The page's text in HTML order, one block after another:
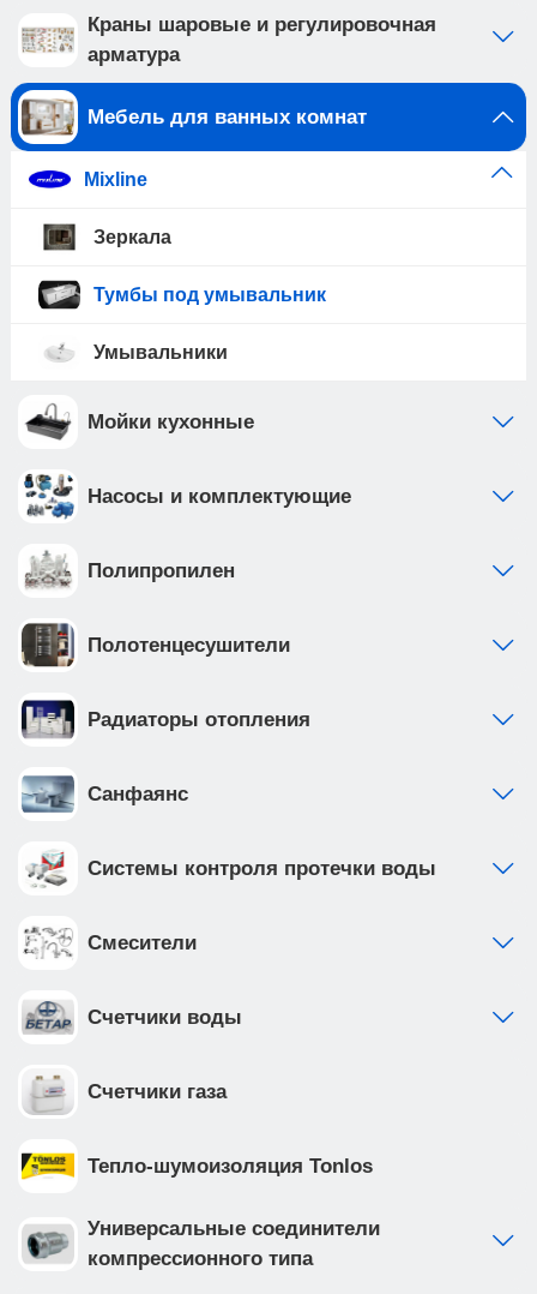
Краны шаровые и регулировочная
арматура
Мебель для ванных комнат
Mixline
Зеркала
Тумбы под умывальник
Умывальники
Мойки кухонные
Насосы и комплектующие
Полипропилен
Полотенцесушители
Радиаторы отопления
Санфаянс
Системы контроля протечки воды
Смесители
Счетчики воды
Счетчики газа
Тепло-шумоизоляция Tonlos
Универсальные соединители
компрессионного типа